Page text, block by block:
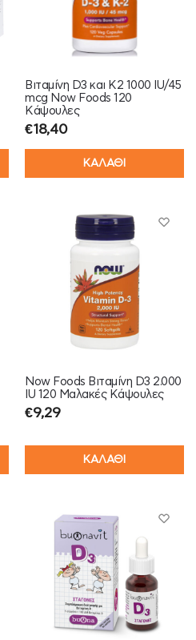
Βιταμίνη D3 και K2 1000 IU/45
mcg Now Foods 120
Kάψουλες
€18,40
ΚΑΛΑΘΙ
Now Foods Βιταμίνη D3 2.000
IU 120 Μαλακές Κάψουλες
€9,29
ΚΑΛΑΘΙ